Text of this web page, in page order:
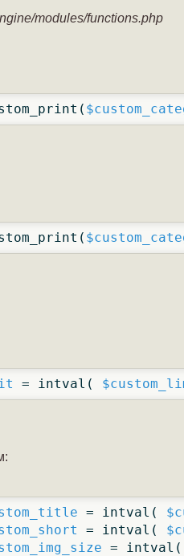
modules/functions.php
= intval(
= intval(
= intval(
= intval(